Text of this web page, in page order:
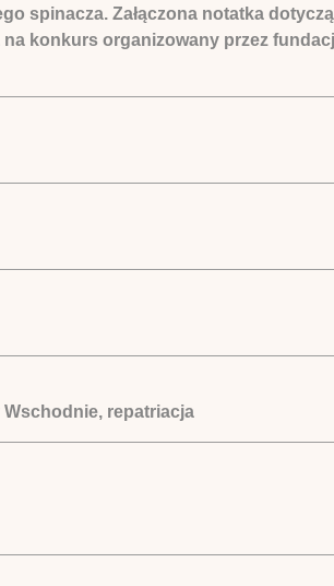
spinacza. Załączona notatka
konkurs organizowany przez
repatriacja